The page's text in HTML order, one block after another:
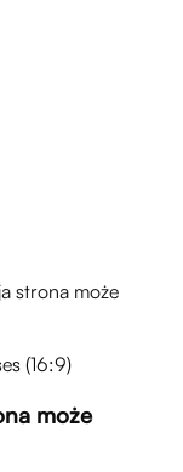
strona może
(16:9)
może